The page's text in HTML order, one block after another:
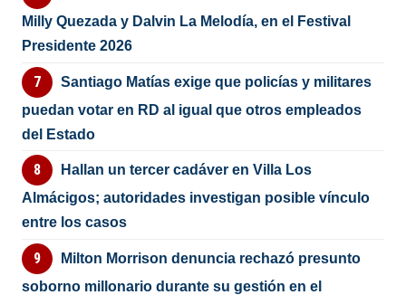
Milly Quezada y Dalvin La Melodía, en el Festival
Presidente 2026
Santiago Matías exige que policías y militares
puedan votar en RD al igual que otros empleados
del Estado
Hallan un tercer cadáver en Villa Los
Almácigos; autoridades investigan posible vínculo
entre los casos
Milton Morrison denuncia rechazó presunto
soborno millonario durante su gestión en el